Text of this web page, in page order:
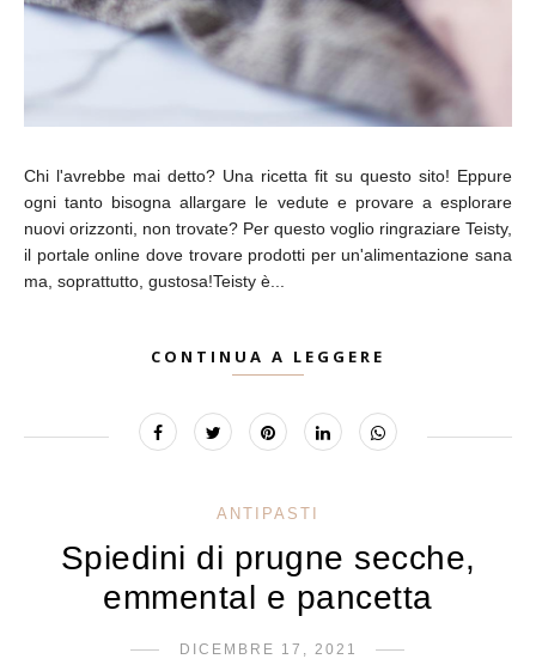
Chi l'avrebbe mai detto? Una ricetta fit su questo sito! Eppure
ogni tanto bisogna allargare le vedute e provare a esplorare
nuovi orizzonti, non trovate? Per questo voglio ringraziare Teisty,
il portale online dove trovare prodotti per un'alimentazione sana
ma, soprattutto, gustosa!Teisty è...
CONTINUA A LEGGERE
ANTIPASTI
Spiedini di prugne secche,
emmental e pancetta
DICEMBRE 17, 2021